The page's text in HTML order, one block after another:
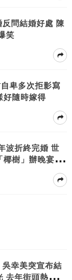
問結婚好處 陳
笑
卑多次拒影寫
好隨時嫁得
波折終完婚 世
樹」辦晚宴答
幸美突宣布結
去年街頭熱吻洩